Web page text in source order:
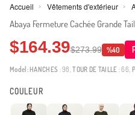
Accueil > Vêtements d'extérieur >
Abaya Fermeture Cachée Grande
$164.39$273.99 %40
Model: HANCHES : 98,TOUR DE TAILLE : 66,
COULEUR